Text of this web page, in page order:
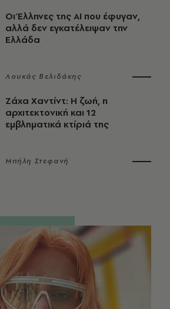
Οι Έλληνες της ΑΙ που έφυγαν,
αλλά δεν εγκατέλειψαν την
Ελλάδα
Λουκάς Βελιδάκης
Ζάχα Χαντίντ: Η ζωή, η
αρχιτεκτονική και 12
εμβληματικά κτίριά της
Μπήλη Στεφανή